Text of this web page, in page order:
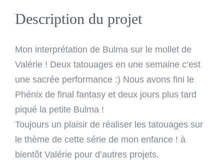
Image
Description du projet
Mon interprétation de Bulma sur le mollet de
Valérie ! Deux tatouages en une semaine c’est
une sacrée performance :) Nous avons fini le
Phénix de final fantasy et deux jours plus tard
piqué la petite Bulma !
Toujours un plaisir de réaliser les tatouages sur
le thème de cette série de mon enfance ! à
bientôt Valérie pour d’autres projets.